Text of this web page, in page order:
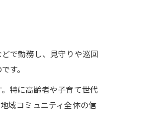
で勤務し、見守りや巡回
す。
特に高齢者や子育て世代
域コミュニティ全体の信